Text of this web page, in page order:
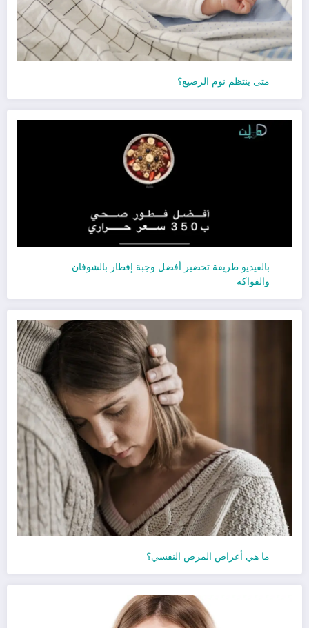
متى ينتظم نوم الرضيع؟
بالفيديو طريقة تحضير أفضل وجبة إفطار بالشوفان
والفواكه
ما هي أعراض المرض النفسي؟